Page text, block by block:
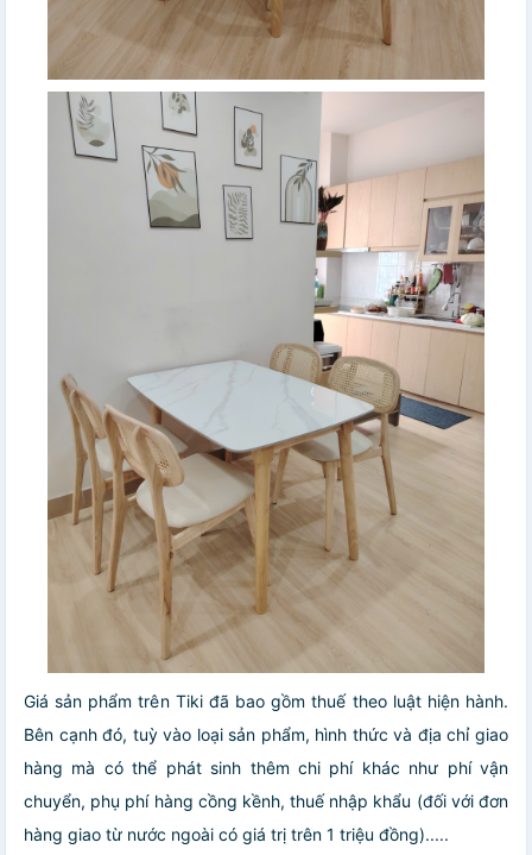
Giá sản phẩm trên Tiki đã bao gồm thuế theo luật hiện hành.
Bên cạnh đó, tuỳ vào loại sản phẩm, hình thức và địa chỉ giao
hàng mà có thể phát sinh thêm chi phí khác như phí vận
chuyển, phụ phí hàng cồng kềnh, thuế nhập khẩu (đối với đơn
hàng giao từ nước ngoài có giá trị trên 1 triệu đồng).....